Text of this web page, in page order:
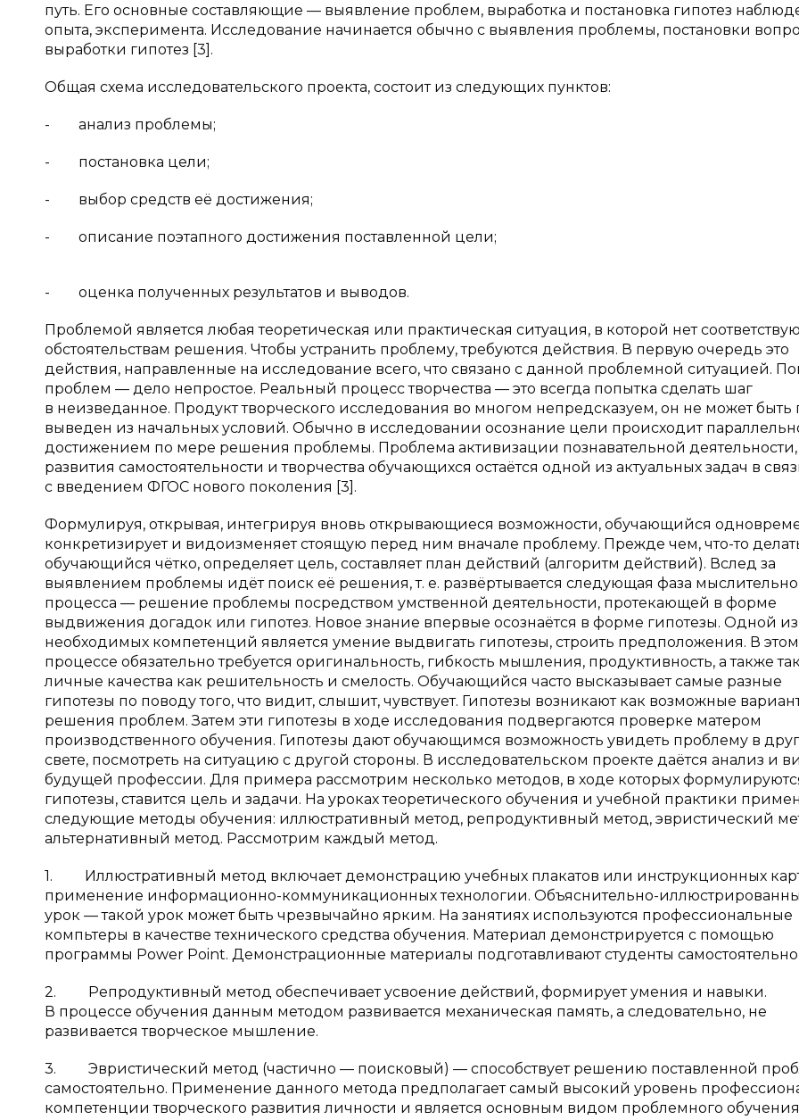
путь. Его основные составляющие — выявление проблем, выработка и постановка гипотез
опыта, эксперимента. Исследование начинается обычно с выявления проблемы, постановки
выработки гипотез [3].
Общая схема исследовательского проекта, состоит из следующих пунктов:
- анализ проблемы;
- постановка цели;
- выбор средств её достижения;
- описание поэтапного достижения поставленной цели;
- оценка полученных результатов и выводов.
Проблемой является любая теоретическая или практическая ситуация, в которой нет
обстоятельствам решения. Чтобы устранить проблему, требуются действия. В первую очередь это
действия, направленные на исследование всего, что связано с данной проблемной ситуацией.
проблем — дело непростое. Реальный процесс творчества — это всегда попытка сделать шаг
в неизведанное. Продукт творческого исследования во многом непредсказуем, он не может быть
выведен из начальных условий. Обычно в исследовании осознание цели происходит
достижением по мере решения проблемы. Проблема активизации познавательной деятельности,
развития самостоятельности и творчества обучающихся остаётся одной из актуальных задач в
с введением ФГОС нового поколения [3].
Формулируя, открывая, интегрируя вновь открывающиеся возможности, обучающийся
конкретизирует и видоизменяет стоящую перед ним вначале проблему. Прежде чем, что-то
обучающийся чётко, определяет цель, составляет план действий (алгоритм действий). Вслед за
выявлением проблемы идёт поиск её решения, т. е. развёртывается следующая фаза
процесса — решение проблемы посредством умственной деятельности, протекающей в форме
выдвижения догадок или гипотез. Новое знание впервые осознаётся в форме гипотезы. Одной из
необходимых компетенций является умение выдвигать гипотезы, строить предположения. В этом
процессе обязательно требуется оригинальность, гибкость мышления, продуктивность, а также
личные качества как решительность и смелость. Обучающийся часто высказывает самые разные
гипотезы по поводу того, что видит, слышит, чувствует. Гипотезы возникают как возможные
решения проблем. Затем эти гипотезы в ходе исследования подвергаются проверке матером
производственного обучения. Гипотезы дают обучающимся возможность увидеть проблему в
свете, посмотреть на ситуацию с другой стороны. В исследовательском проекте даётся анализ и
будущей профессии. Для примера рассмотрим несколько методов, в ходе которых
гипотезы, ставится цель и задачи. На уроках теоретического обучения и учебной практики
следующие методы обучения: иллюстративный метод, репродуктивный метод, эвристический
альтернативный метод. Рассмотрим каждый метод.
1. Иллюстративный метод включает демонстрацию учебных плакатов или инструкционных
применение информационно-коммуникационных технологии. Объяснительно-
урок — такой урок может быть чрезвычайно ярким. На занятиях используются профессиональные
компьтеры в качестве технического средства обучения. Материал демонстрируется с помощью
программы Power Point. Демонстрационные материалы подготавливают студенты самостоятельно
2. Репродуктивный метод обеспечивает усвоение действий, формирует умения и навыки.
В процессе обучения данным методом развивается механическая память, а следовательно, не
развивается творческое мышление.
3. Эвристический метод (частично — поисковый) — способствует решению поставленной
самостоятельно. Применение данного метода предполагает самый высокий уровень
компетенции творческого развития личности и является основным видом проблемного